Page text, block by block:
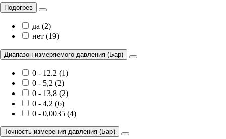
Подогрев
да (2)
нет (19)
Диапазон измеряемого давления (Бар)
0 - 12.2 (1)
0 - 5,2 (2)
0 - 13,8 (2)
0 - 4,2 (6)
0 - 0,0035 (4)
Точность измерения давления (Бар)